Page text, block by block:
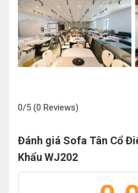
0/5 (0 Reviews)
Đánh giá Sofa Tân Cổ
Khẩu WJ202